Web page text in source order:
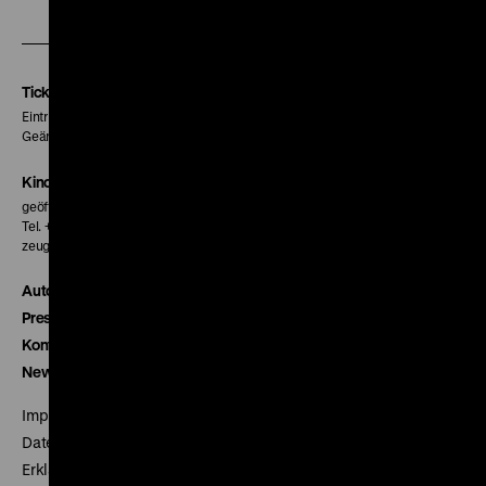
Tickets
Eintritt 5 €
Geänderte Preise sind im Programm vermerkt.
Kinokasse
geöffnet 30 Minuten vor Beginn der ersten Vorstellung
Tel. + 49 30 20304-770
zeughauskino@dhm.de
Autor*innen
Presse
Kontakt
Newsletter
Impressum
Datenschutz
Erklärung digitale Barrierefreiheit